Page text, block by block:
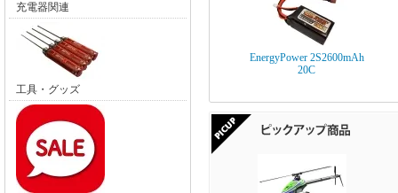
充電器関連
工具・グッズ
EnergyPower 2S2600mAh
20C